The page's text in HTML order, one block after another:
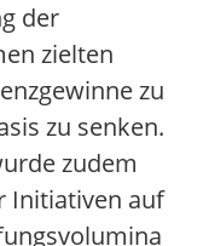
der
zielten
zu
zu senken.
zudem
Initiativen auf